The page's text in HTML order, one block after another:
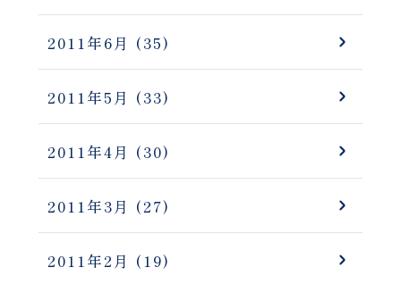
2011年6月 (35)
2011年5月 (33)
2011年4月 (30)
2011年3月 (27)
2011年2月 (19)